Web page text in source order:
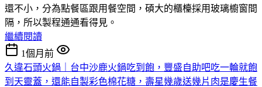
還不小，分為點餐區跟用餐空間，碩大的櫃檯採用玻璃櫥窗間
隔，所以製程通通看得見。
繼續閱讀
1個月前
久違石頭火鍋｜台中沙鹿火鍋吃到飽，豐盛自助吧吃一輪就飽
到天靈蓋，還能自製彩色棉花糖，壽星幾歲送幾片肉是慶生餐